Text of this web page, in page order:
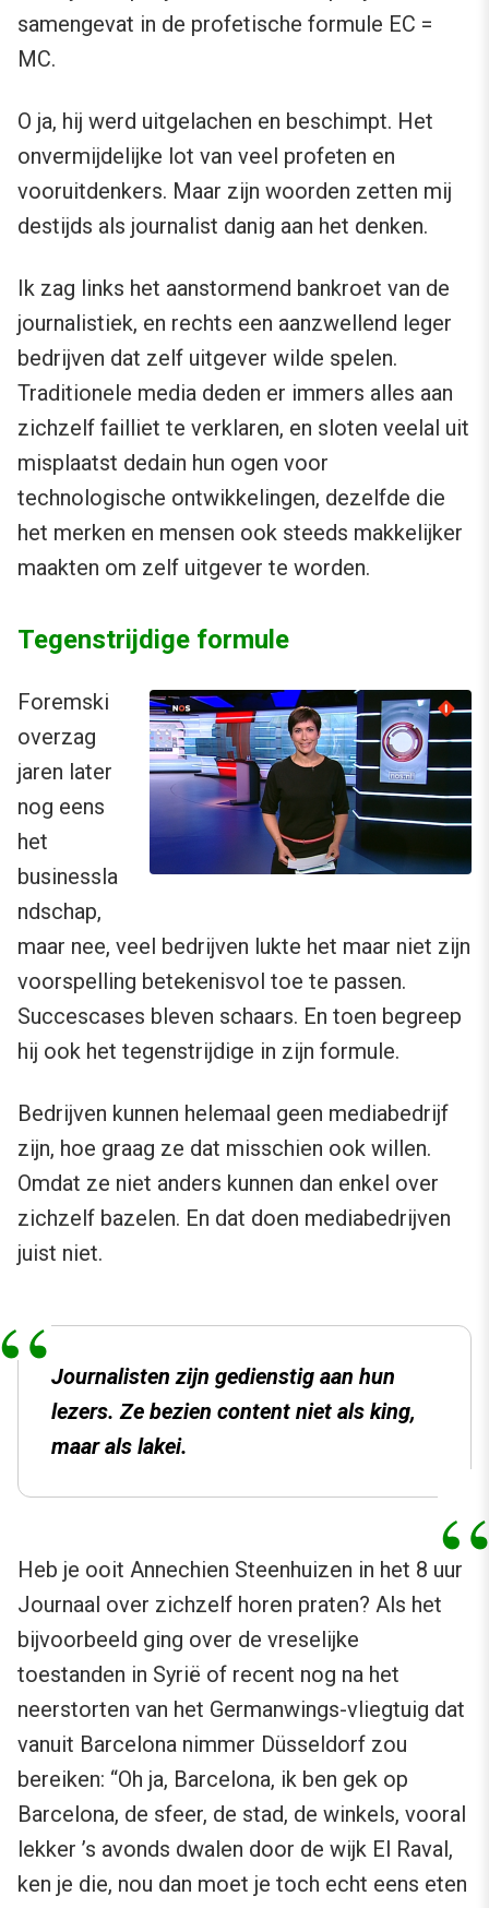
samengevat in de profetische formule EC =
MC.
O ja, hij werd uitgelachen en beschimpt. Het
onvermijdelijke lot van veel profeten en
vooruitdenkers. Maar zijn woorden zetten mij
destijds als journalist danig aan het denken.
Ik zag links het aanstormend bankroet van de
journalistiek, en rechts een aanzwellend leger
bedrijven dat zelf uitgever wilde spelen.
Traditionele media deden er immers alles aan
zichzelf failliet te verklaren, en sloten veelal uit
misplaatst dedain hun ogen voor
technologische ontwikkelingen, dezelfde die
het merken en mensen ook steeds makkelijker
maakten om zelf uitgever te worden.
Tegenstrijdige formule
Foremski
overzag
jaren later
nog eens
het
businessla
ndschap,
maar nee, veel bedrijven lukte het maar niet zijn
voorspelling betekenisvol toe te passen.
Succescases bleven schaars. En toen begreep
hij ook het tegenstrijdige in zijn formule.
Bedrijven kunnen helemaal geen mediabedrijf
zijn, hoe graag ze dat misschien ook willen.
Omdat ze niet anders kunnen dan enkel over
zichzelf bazelen. En dat doen mediabedrijven
juist niet.
Journalisten zijn gedienstig aan hun
lezers. Ze bezien content niet als king,
maar als lakei.
Heb je ooit Annechien Steenhuizen in het 8 uur
Journaal over zichzelf horen praten? Als het
bijvoorbeeld ging over de vreselijke
toestanden in Syrië of recent nog na het
neerstorten van het Germanwings-vliegtuig dat
vanuit Barcelona nimmer Düsseldorf zou
bereiken: “Oh ja, Barcelona, ik ben gek op
Barcelona, de sfeer, de stad, de winkels, vooral
lekker ’s avonds dwalen door de wijk El Raval,
ken je die, nou dan moet je toch echt eens eten